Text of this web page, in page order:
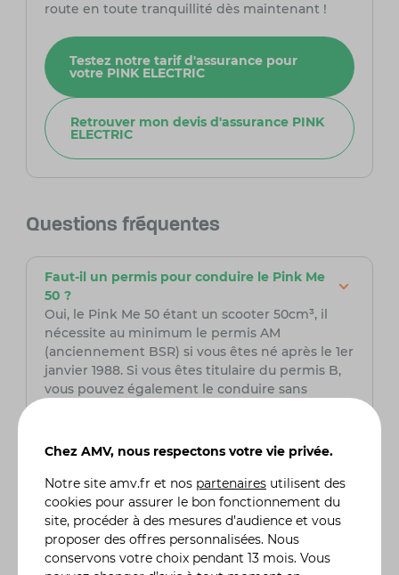
route en toute tranquillité dès maintenant !
Testez notre tarif d'assurance pour
votre PINK ELECTRIC
Retrouver mon devis d'assurance PINK
ELECTRIC
Questions fréquentes
Faut-il un permis pour conduire le Pink Me
50 ?
Oui, le Pink Me 50 étant un scooter 50cm³, il
nécessite au minimum le permis AM
(anciennement BSR) si vous êtes né après le 1er
janvier 1988. Si vous êtes titulaire du permis B,
vous pouvez également le conduire sans
Quelle est la vitesse maximale du Pink Me
Le Pink Me 50 atteint une vitesse maximale
d’environ 45 km/h, conformément à la
législation en vigueur pour les scooters 50cm³.
Cette vitesse est idéale pour les déplacements
en ville.
Chez AMV, nous respectons votre vie privée.
Notre site amv.fr et nos partenaires utilisent des
cookies pour assurer le bon fonctionnement du
site, procéder à des mesures d’audience et vous
proposer des offres personnalisées. Nous
conservons votre choix pendant 13 mois. Vous